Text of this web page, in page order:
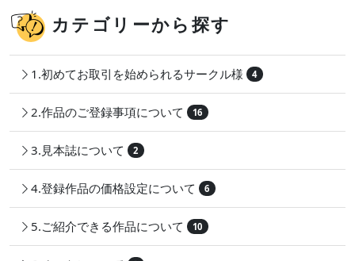
カテゴリーから探す
1.初めてお取引を始められるサークル様 4
2.作品のご登録事項について 16
3.見本誌について 2
4.登録作品の価格設定について 6
5.ご紹介できる作品について 10